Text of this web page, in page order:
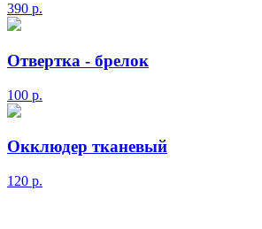
390 р.
Отвертка - брелок
100 р.
Окклюдер тканевый
120 р.